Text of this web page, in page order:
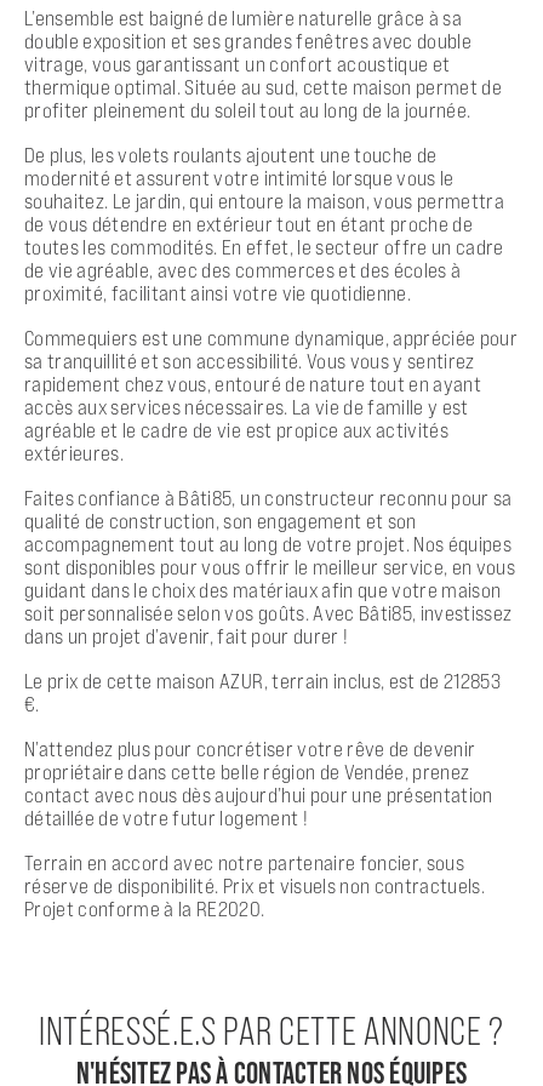
L’ensemble est baigné de lumière naturelle grâce à sa
double exposition et ses grandes fenêtres avec double
vitrage, vous garantissant un confort acoustique et
thermique optimal. Située au sud, cette maison permet de
profiter pleinement du soleil tout au long de la journée.
De plus, les volets roulants ajoutent une touche de
modernité et assurent votre intimité lorsque vous le
souhaitez. Le jardin, qui entoure la maison, vous permettra
de vous détendre en extérieur tout en étant proche de
toutes les commodités. En effet, le secteur offre un cadre
de vie agréable, avec des commerces et des écoles à
proximité, facilitant ainsi votre vie quotidienne.
Commequiers est une commune dynamique, appréciée pour
sa tranquillité et son accessibilité. Vous vous y sentirez
rapidement chez vous, entouré de nature tout en ayant
accès aux services nécessaires. La vie de famille y est
agréable et le cadre de vie est propice aux activités
extérieures.
Faites confiance à Bâti85, un constructeur reconnu pour sa
qualité de construction, son engagement et son
accompagnement tout au long de votre projet. Nos équipes
sont disponibles pour vous offrir le meilleur service, en vous
guidant dans le choix des matériaux afin que votre maison
soit personnalisée selon vos goûts. Avec Bâti85, investissez
dans un projet d’avenir, fait pour durer !
Le prix de cette maison AZUR, terrain inclus, est de 212853
€.
N’attendez plus pour concrétiser votre rêve de devenir
propriétaire dans cette belle région de Vendée, prenez
contact avec nous dès aujourd’hui pour une présentation
détaillée de votre futur logement !
Terrain en accord avec notre partenaire foncier, sous
réserve de disponibilité. Prix et visuels non contractuels.
Projet conforme à la RE2020.
N'HÉSITEZ PAS À CONTACTER NOS ÉQUIPES
INTÉRESSÉ.E.S PAR CETTE ANNONCE ?